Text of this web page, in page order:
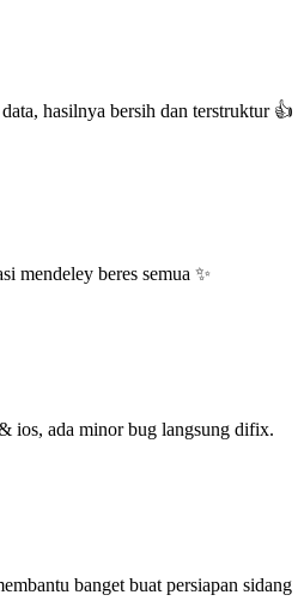
hasilnya bersih dan terstruktur 👍
mendeley beres semua ✨
ios, ada minor bug langsung difix.
banget buat persiapan sidang